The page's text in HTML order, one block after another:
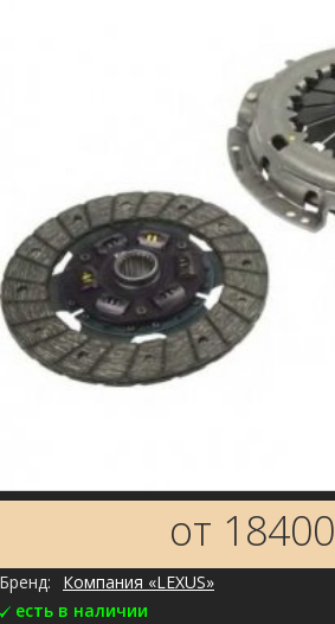
от 18400
Бренд:
Компания «LEXUS»
есть в наличии